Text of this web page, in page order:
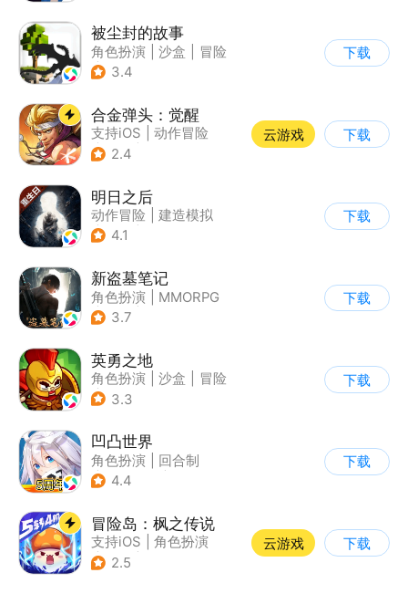
被尘封的故事
角色扮演 沙盒
冒险
| 开放世界
3.4
下载
合金弹头：觉醒
支持iOS
动作冒险
| 射击
2.4
云游戏 下载
明日之后
动作冒险
建造模拟
| 丧尸
4.1
下载
新盗墓笔记
角色扮演
MMORPG
| 冒险
3.7
下载
英勇之地
角色扮演 沙盒
冒险
| steam游戏
3.3
下载
凹凸世界
角色扮演
回合制
| 动漫改编
4.4
下载
冒险岛：枫之传说
支持iOS
角色扮演
| 放置
2.5
云游戏 下载